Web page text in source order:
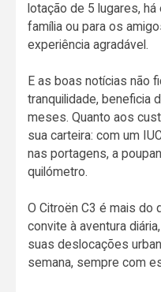
lotação de 5 lugares,
família ou para os
experiência agradável.
E as boas notícias não
tranquilidade, beneficia
meses. Quanto aos
sua carteira: com um
nas portagens, a
quilómetro.
O Citroën C3 é mais do
convite à aventura
suas deslocações
semana, sempre com